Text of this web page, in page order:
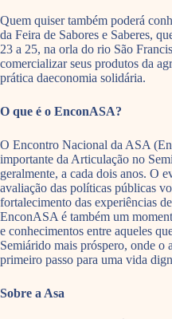
Quem quiser também poderá
da Feira de Sabores e Saberes,
23 a 25, na orla do rio São
comercializar seus produtos da
prática daeconomia solidária.
O que é o EnconASA?
O Encontro Nacional da ASA
importante da Articulação no
geralmente, a cada dois anos. O
avaliação das políticas públicas
fortalecimento das experiências
EnconASA é também um
e conhecimentos entre aqueles
Semiárido mais próspero, onde o
primeiro passo para uma vida
Sobre a Asa